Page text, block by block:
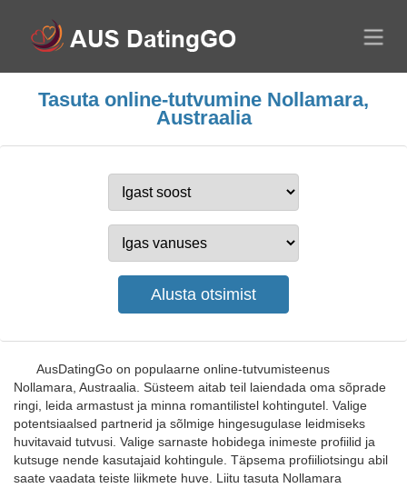
Tasuta online-tutvumine Nollamara,
Austraalia
AusDatingGo on populaarne online-tutvumisteenus
Nollamara, Austraalia. Süsteem aitab teil laiendada oma sõprade
ringi, leida armastust ja minna romantilistel kohtingutel. Valige
potentsiaalsed partnerid ja sõlmige hingesugulase leidmiseks
huvitavaid tutvusi. Valige sarnaste hobidega inimeste profiilid ja
kutsuge nende kasutajaid kohtingule. Täpsema profiiliotsingu abil
saate vaadata teiste liikmete huve. Liitu tasuta Nollamara